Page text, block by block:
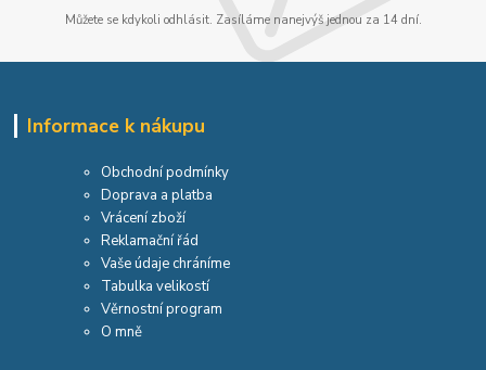
Můžete se kdykoli odhlásit. Zasíláme nanejvýš jednou za 14 dní.
Informace k nákupu
Obchodní podmínky
Doprava a platba
Vrácení zboží
Reklamační řád
Vaše údaje chráníme
Tabulka velikostí
Věrnostní program
O mně